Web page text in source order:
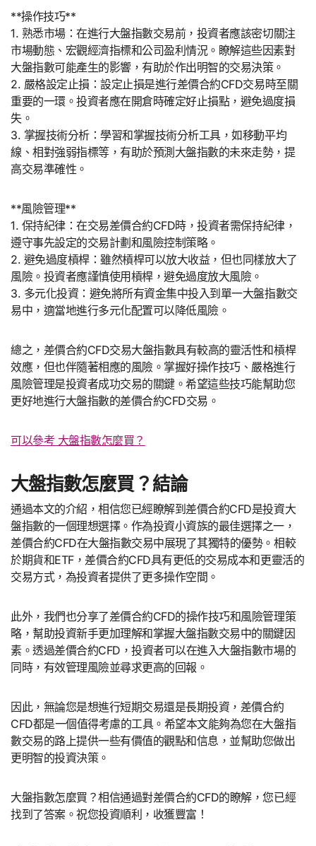
**操作技巧**
1. 熟悉市場：在進行大盤指數交易前，投資者應該密切關注
市場動態、宏觀經濟指標和公司盈利情況。瞭解這些因素對
大盤指數可能產生的影響，有助於作出明智的交易決策。
2. 嚴格設定止損：設定止損是進行差價合約CFD交易時至關
重要的一環。投資者應在開倉時確定好止損點，避免過度損
失。
3. 掌握技術分析：學習和掌握技術分析工具，如移動平均
線、相對強弱指標等，有助於預測大盤指數的未來走勢，提
高交易準確性。
**風險管理**
1. 保持紀律：在交易差價合約CFD時，投資者需保持紀律，
遵守事先設定的交易計劃和風險控制策略。
2. 避免過度槓桿：雖然槓桿可以放大收益，但也同樣放大了
風險。投資者應謹慎使用槓桿，避免過度放大風險。
3. 多元化投資：避免將所有資金集中投入到單一大盤指數交
易中，適當地進行多元化配置可以降低風險。
總之，差價合約CFD交易大盤指數具有較高的靈活性和槓桿
效應，但也伴隨著相應的風險。掌握好操作技巧、嚴格進行
風險管理是投資者成功交易的關鍵。希望這些技巧能幫助您
更好地進行大盤指數的差價合約CFD交易。
可以參考 大盤指數怎麼買？
大盤指數怎麼買？結論
通過本文的介紹，相信您已經瞭解到差價合約CFD是投資大
盤指數的一個理想選擇。作為投資小資族的最佳選擇之一，
差價合約CFD在大盤指數交易中展現了其獨特的優勢。相較
於期貨和ETF，差價合約CFD具有更低的交易成本和更靈活的
交易方式，為投資者提供了更多操作空間。
此外，我們也分享了差價合約CFD的操作技巧和風險管理策
略，幫助投資新手更加理解和掌握大盤指數交易中的關鍵因
素。透過差價合約CFD，投資者可以在進入大盤指數市場的
同時，有效管理風險並尋求更高的回報。
因此，無論您是想進行短期交易還是長期投資，差價合約
CFD都是一個值得考慮的工具。希望本文能夠為您在大盤指
數交易的路上提供一些有價值的觀點和信息，並幫助您做出
更明智的投資決策。
大盤指數怎麼買？相信通過對差價合約CFD的瞭解，您已經
找到了答案。祝您投資順利，收獲豐富！